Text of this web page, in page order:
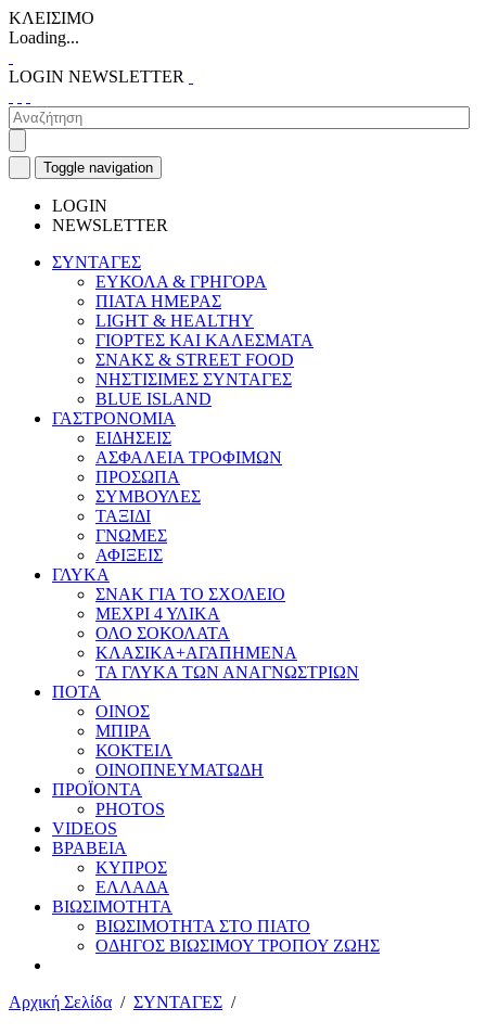
ΚΛΕΙΣΙΜΟ
Loading...
LOGIN NEWSLETTER
Toggle navigation
LOGIN
NEWSLETTER
ΣΥΝΤΑΓΕΣ
ΕΥΚΟΛΑ & ΓΡΗΓΟΡΑ
ΠΙΑΤΑ ΗΜΕΡΑΣ
LIGHT & HEALTHY
ΓΙΟΡΤΕΣ ΚΑΙ ΚΑΛΕΣΜΑΤΑ
ΣΝΑΚΣ & STREET FOOD
ΝΗΣΤΙΣΙΜΕΣ ΣΥΝΤΑΓΕΣ
BLUE ISLAND
ΓΑΣΤΡΟΝΟΜΙΑ
ΕΙΔΗΣΕΙΣ
ΑΣΦΑΛΕΙΑ ΤΡΟΦΙΜΩΝ
ΠΡΟΣΩΠΑ
ΣΥΜΒΟΥΛΕΣ
ΤΑΞΙΔΙ
ΓΝΩΜΕΣ
ΑΦΙΞΕΙΣ
ΓΛΥΚΑ
ΣΝΑΚ ΓΙΑ ΤΟ ΣΧΟΛΕΙΟ
ΜΕΧΡΙ 4 ΥΛΙΚΑ
ΟΛΟ ΣΟΚΟΛΑΤΑ
ΚΛΑΣΙΚΑ+ΑΓΑΠΗΜΕΝΑ
ΤΑ ΓΛΥΚΑ ΤΩΝ ΑΝΑΓΝΩΣΤΡΙΩΝ
ΠΟΤΑ
ΟΙΝΟΣ
ΜΠΙΡΑ
ΚΟΚΤΕΙΛ
ΟΙΝΟΠΝΕΥΜΑΤΩΔΗ
ΠΡΟΪΟΝΤΑ
PHOTOS
VIDEOS
ΒΡΑΒΕΙΑ
ΚΥΠΡΟΣ
ΕΛΛΑΔΑ
ΒΙΩΣΙΜΟΤΗΤΑ
ΒΙΩΣΙΜΟΤΗΤΑ ΣΤΟ ΠΙΑΤΟ
ΟΔΗΓΟΣ ΒΙΩΣΙΜΟΥ ΤΡΟΠΟΥ ΖΩΗΣ
Αρχική Σελίδα / ΣΥΝΤΑΓΕΣ /